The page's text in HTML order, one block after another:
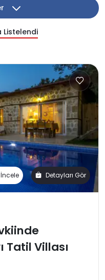
Listelendi
İncele Detayları Gör
Tatil Villası